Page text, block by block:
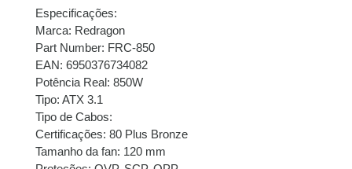
juros
8x deR$77,11com
juros
9x deR$69,23
juros
10x deR$62,60com
Especificações:
Marca: Redragon
Part Number: FRC-850
EAN: 6950376734082
Potência Real: 850W
Tipo: ATX 3.1
Tipo de Cabos:
Certificações: 80 Plus Bronze
Tamanho da fan: 120 mm